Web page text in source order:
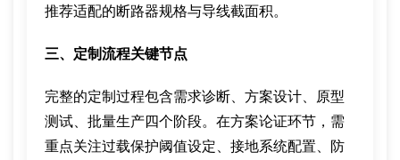
推荐适配的断路器规格与导线截面积。
三、定制流程关键节点
完整的定制过程包含需求诊断、方案设计、原型
测试、批量生产四个阶段。在方案论证环节，需
重点关注过载保护阈值设定、接地系统配置、防